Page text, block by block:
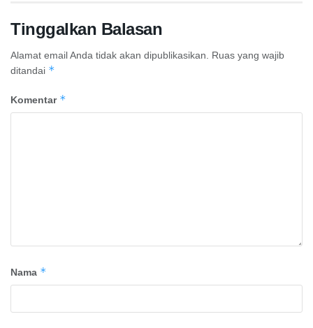
Tinggalkan Balasan
Alamat email Anda tidak akan dipublikasikan.
Ruas yang wajib
ditandai *
Komentar *
Nama *